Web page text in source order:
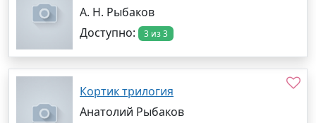
А. Н. Рыбаков
Доступно:
3 из 3
Кортик трилогия
Анатолий Рыбаков